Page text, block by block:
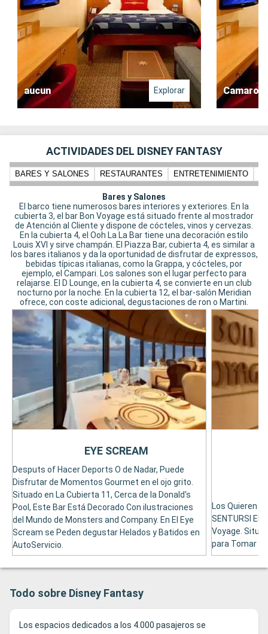
aucun Explorar
ACTIVIDADES DEL DISNEY FANTASY
BARES Y SALONES RESTAURANTES ENTRETENIMIENTO
Bares y Salones
El barco tiene numerosos bares interiores y exteriores. En la
cubierta 3, el bar Bon Voyage está situado frente al mostrador
de Atención al Cliente y dispone de cócteles, vinos y cervezas.
En la cubierta 4, el Ooh La La Bar tiene una decoración estilo
Louis XVI y sirve champán. El Piazza Bar, cubierta 4, es similar a
los bares italianos y da la oportunidad de disfrutar de expressos,
bebidas típicas italianas, como la Grappa, y cócteles, por
ejemplo, el Campari. Los salones son el lugar perfecto para
relajarse. El D Lounge, en la cubierta 4, se convierte en un club
nocturno por la noche. En la cubierta 12, el bar-salón Meridian
ofrece, con coste adicional, degustaciones de ron o Martini.
Desputs of Hacer Deports O de Nadar, Puede
Disfrutar de Momentos Gourmet en el ojo grito.
Situado en La Cubierta 11, Cerca de la Donald's
Pool, Este Bar Está Decorado Con ilustraciones
del Mundo de Monsters and Company. En El Eye
Scream se Peden degustar Helados y Batidos en
AutoServicio.
EYE SCREAM
Los Quieren
SENTURSI EN
Voyage.
para Tomar
Todo sobre Disney Fantasy
Los espacios dedicados a los 4.000 pasajeros se